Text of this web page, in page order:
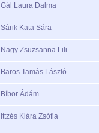
Gál Laura Dalma
Sárik Kata Sára
Nagy Zsuzsanna Lili
Baros Tamás László
Bíbor Ádám
Ittzés Klára Zsófia